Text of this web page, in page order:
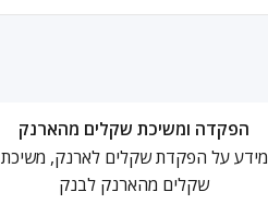
הפקדה ומשיכת שקלים מהארנק
מידע על הפקדת שקלים לארנק, משיכת
שקלים מהארנק לבנק